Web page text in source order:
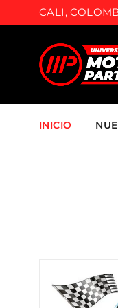
CALI,
INICIO